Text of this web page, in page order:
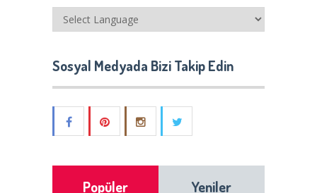
Sosyal Medyada Bizi Takip Edin
Popüler Yeniler